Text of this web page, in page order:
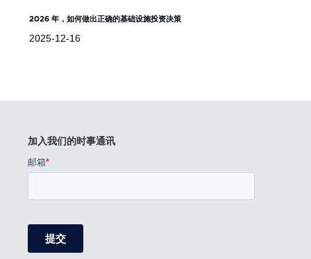
2026 年，如何做出正确的基础设施投资决策
2025-12-16
加入我们的时事通讯